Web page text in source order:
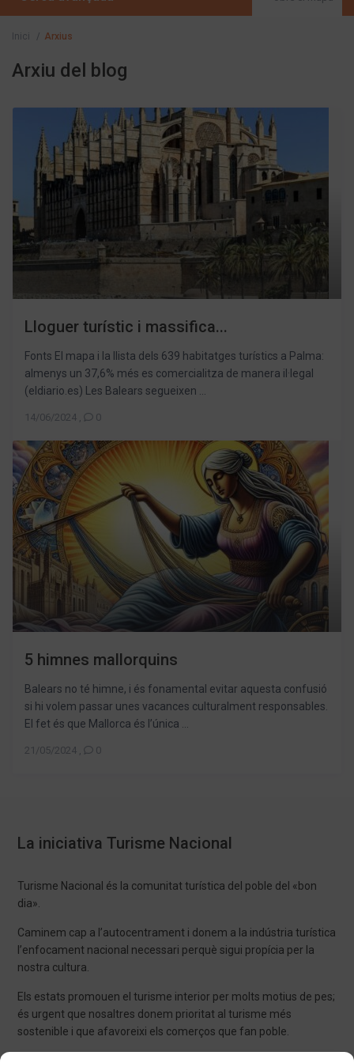
Inici Arxius
Arxiu del blog
Lloguer turístic i massifica...
Fonts El mapa i la llista dels 639 habitatges turístics a Palma:
almenys un 37,6% més es comercialitza de manera il·legal
(eldiario.es) Les Balears segueixen ...
14/06/2024 , 0
5 himnes mallorquins
Balears no té himne, i és fonamental evitar aquesta confusió
si hi volem passar unes vacances culturalment responsables.
El fet és que Mallorca és l’única ...
21/05/2024 , 0
La iniciativa Turisme Nacional
Turisme Nacional és la comunitat turística del poble del «bon
dia».
Caminem cap a l’autocentrament i donem a la indústria turística
l’enfocament nacional necessari perquè sigui propícia per la
nostra cultura.
Els estats promouen el turisme interior per molts motius de pes;
és urgent que nosaltres donem prioritat al turisme més
sostenible i que afavoreixi els comerços que fan poble.